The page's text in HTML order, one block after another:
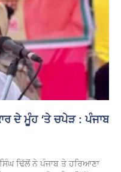
ਦੇ ਮੂੰਹ ‘ਤੇ ਚਪੇੜ : ਪੰਜਾਬ
ਢਿੱਲੋਂ ਨੇ ਪੰਜਾਬ ਤੇ ਹਰਿਆਣਾ